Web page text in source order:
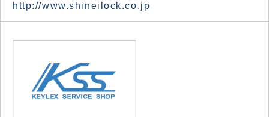
http://www.shineilock.co.jp